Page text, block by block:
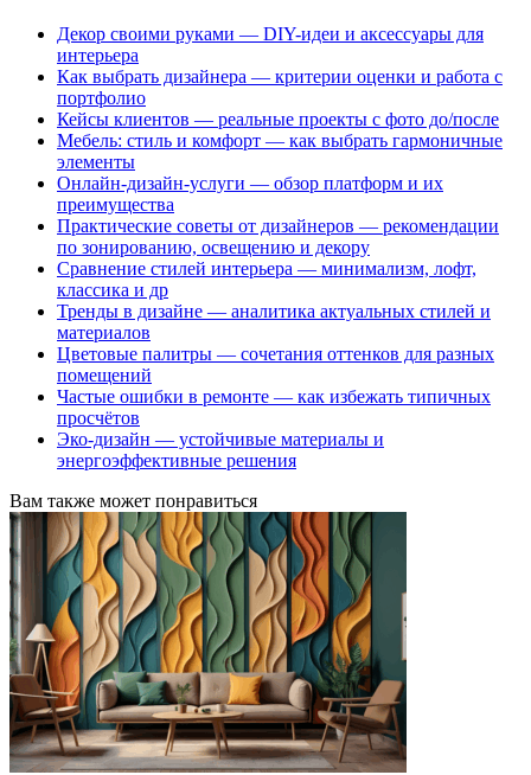
Декор своими руками — DIY-идеи и аксессуары для
интерьера
Как выбрать дизайнера — критерии оценки и работа с
портфолио
Кейсы клиентов — реальные проекты с фото до/после
Мебель: стиль и комфорт — как выбрать гармоничные
элементы
Онлайн-дизайн-услуги — обзор платформ и их
преимущества
Практические советы от дизайнеров — рекомендации
по зонированию, освещению и декору
Сравнение стилей интерьера — минимализм, лофт,
классика и др
Тренды в дизайне — аналитика актуальных стилей и
материалов
Цветовые палитры — сочетания оттенков для разных
помещений
Частые ошибки в ремонте — как избежать типичных
просчётов
Эко-дизайн — устойчивые материалы и
энергоэффективные решения
Вам также может понравиться